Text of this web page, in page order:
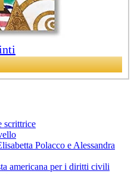
scrittrice
Polacco e Alessandra
americana per i diritti civili